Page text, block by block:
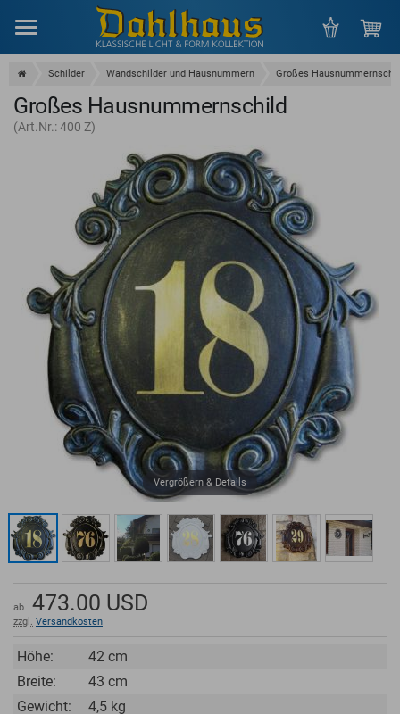
Schilder Wandschilder und Hausnummern Großes
Großes Hausnummernschild
(Art.Nr.: 400 Z)
Vergrößern & Details
ab 473.00 USD
zzgl. Versandkosten
Höhe:
42 cm
Breite:
43 cm
Gewicht:
4,5 kg